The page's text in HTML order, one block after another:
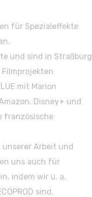
für Spezialeffekte
und sind in Straßburg
Filmprojekten
mit Marion
Disney+ und
französische
Arbeit und
uns auch für
indem wir u. a.
sind.